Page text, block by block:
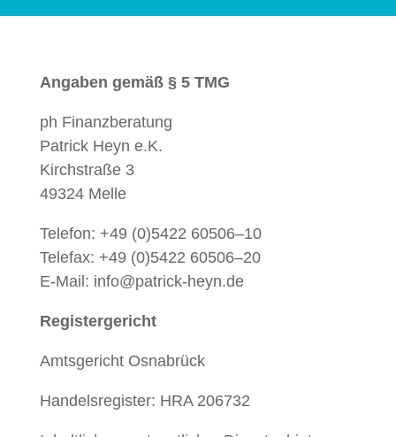
Angaben gemäß § 5 TMG
ph Finanzber­atung
Patrick Heyn e.K.
Kirch­straße 3
49324 Melle
Tele­fon: +49 (0)5422 60506–10
Tele­fax: +49 (0)5422 60506–20
E‑Mail: info@patrick-heyn.de
Reg­is­terg­ericht
Amts­gericht Osnabrück
Han­del­sreg­is­ter: HRA 206732